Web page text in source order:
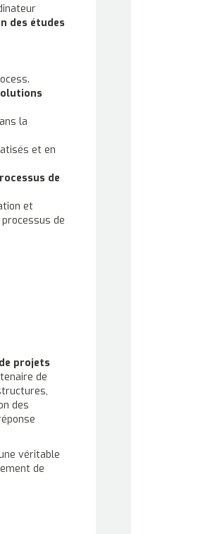
des études
la
et en
de
et
de
projets
de
des
véritable
de